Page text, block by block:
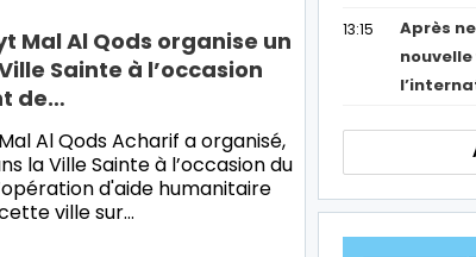
Mal Al Qods organise un
Sainte à l’occasion
de…
Al Qods Acharif a organisé,
la Ville Sainte à l’occasion du
d'aide humanitaire
ville sur…
13:15
Après